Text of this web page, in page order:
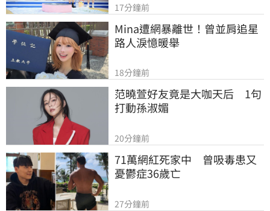
17分鐘前
Mina遭網暴離世！曾並肩追星
路人淚憶暖舉
18分鐘前
范曉萱好友竟是大咖天后　1句
打動孫淑媚
20分鐘前
71萬網紅死家中　曾吸毒患又
憂鬱症36歲亡
27分鐘前